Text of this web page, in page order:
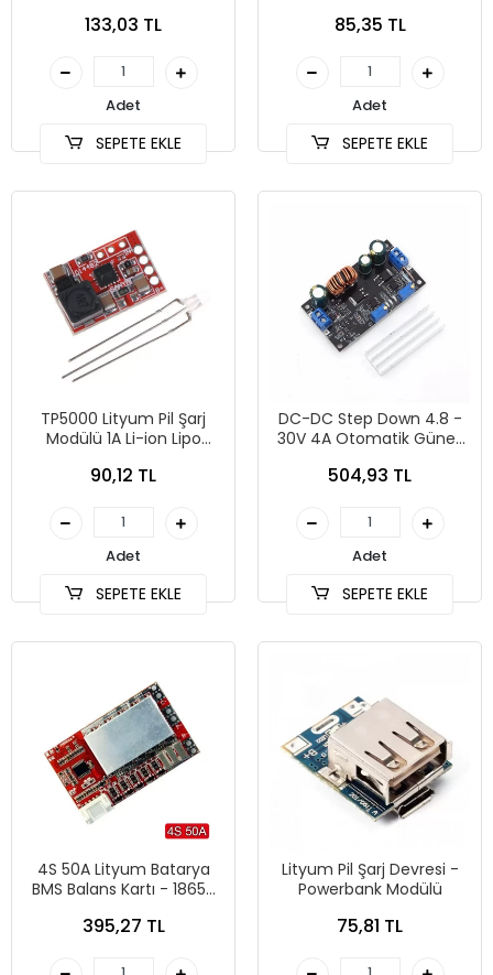
133,03 TL
Adet
SEPETE EKLE
85,35 TL
Adet
SEPETE EKLE
TP5000 Lityum Pil Şarj
Modülü 1A Li-ion Lipo
90,12 TL
Adet
SEPETE EKLE
DC-DC Step Down 4.8 -
30V 4A Otomatik Güneş
504,93 TL
Adet
SEPETE EKLE
4S 50A Lityum Batarya
BMS Balans Kartı - 18650
395,27 TL
Lityum Pil Şarj Devresi -
Powerbank Modülü
75,81 TL